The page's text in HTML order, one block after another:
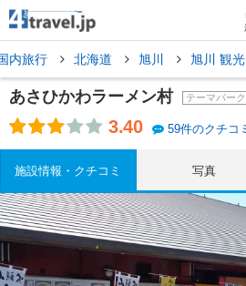
内旅行 北海道 旭川 旭川 観光
あさひかわラーメン村 テーマパーク
3.40 59件のクチコ
施設情報・クチコミ 写真